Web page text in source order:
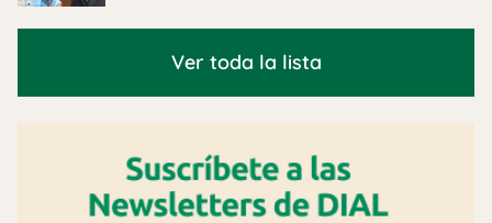
Ver toda la lista